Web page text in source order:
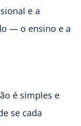
e a
— o ensino e a
é simples e
se cada